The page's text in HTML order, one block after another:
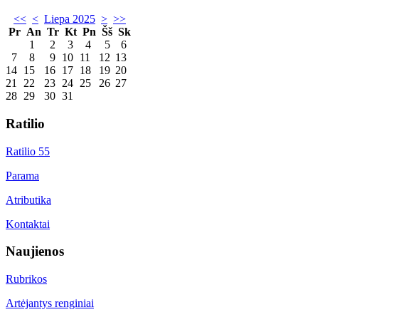
<< < Liepa 2025 > >>
Pr An Tr Kt Pn Šš Sk
1
2 3 4 5
6
7
8 9 10 11 12 13
14 15 16 17 18 19 20
21
22 23 24 25 26 27
28 29 30 31
Ratilio
Ratilio 55
Parama
Atributika
Kontaktai
Naujienos
Rubrikos
Artėjantys renginiai